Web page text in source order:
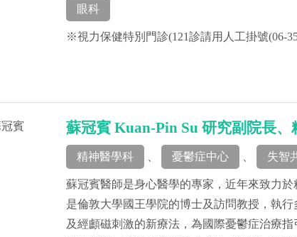
眼科
※視力保健特別門診(121診請用人工掛號(06-
蘇冠賓 Kuan-Pin Su 研究副院長
精神醫學科 憂鬱症中心 失智
蘇冠賓醫師是身心醫學的專家，近年來致力
是倫敦大學國王學院的博士及訪問教授，執
及經顱磁刺激的新療法，為國際憂鬱症治療